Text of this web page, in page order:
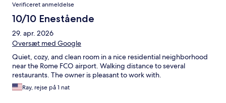
Verificeret anmeldelse
10/10 Enestående
29. apr. 2026
Oversæt med Google
Quiet, cozy, and clean room in a nice residential neighborhood
near the Rome FCO airport. Walking distance to several
restaurants. The owner is pleasant to work with.
Ray, rejse på 1 nat